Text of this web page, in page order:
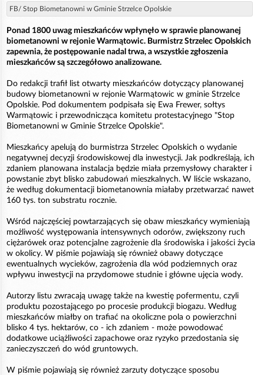
FB/ Stop Biometanowni w Gminie Strzelce Opolskie
Ponad 1800 uwag mieszkańców wpłynęło w sprawie planowanej
biometanowni w rejonie Warmątowic. Burmistrz Strzelec Opolskich
zapewnia, że postępowanie nadal trwa, a wszystkie zgłoszenia
mieszkańców są szczegółowo analizowane.
Do redakcji trafił list otwarty mieszkańców dotyczący planowanej
budowy biometanowni w rejonie Warmątowic w gminie Strzelce
Opolskie. Pod dokumentem podpisała się Ewa Frewer, sołtys
Warmątowic i przewodnicząca komitetu protestacyjnego "Stop
Biometanowni w Gminie Strzelce Opolskie".
Mieszkańcy apelują do burmistrza Strzelec Opolskich o wydanie
negatywnej decyzji środowiskowej dla inwestycji. Jak podkreślają, ich
zdaniem planowana instalacja będzie miała przemysłowy charakter i
powstanie zbyt blisko zabudowań mieszkalnych. W liście wskazano,
że według dokumentacji biometanownia miałaby przetwarzać nawet
160 tys. ton substratu rocznie.
Wśród najczęściej powtarzających się obaw mieszkańcy wymieniają
możliwość występowania intensywnych odorów, zwiększony ruch
ciężarówek oraz potencjalne zagrożenie dla środowiska i jakości życia
w okolicy. W piśmie pojawiają się również obawy dotyczące
ewentualnych wycieków, zagrożenia dla wód podziemnych oraz
wpływu inwestycji na przydomowe studnie i główne ujęcia wody.
Autorzy listu zwracają uwagę także na kwestię pofermentu, czyli
produktu pozostającego po procesie produkcji biogazu. Według
mieszkańców miałby on trafiać na okoliczne pola o powierzchni
blisko 4 tys. hektarów, co - ich zdaniem - może powodować
dodatkowe uciążliwości zapachowe oraz ryzyko przedostania się
zanieczyszczeń do wód gruntowych.
W piśmie pojawiają się również zarzuty dotyczące sposobu